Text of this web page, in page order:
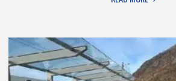
BEDRE
PÅ